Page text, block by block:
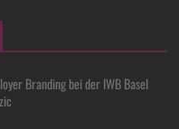
Branding bei der IWB Basel